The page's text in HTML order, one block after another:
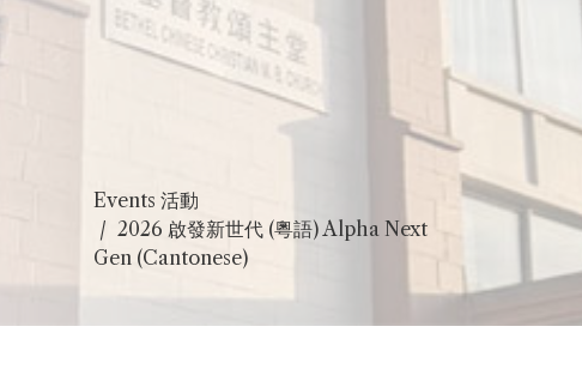
Events 活動
2026 啟發新世代 (粵語) Alpha Next
Gen (Cantonese)